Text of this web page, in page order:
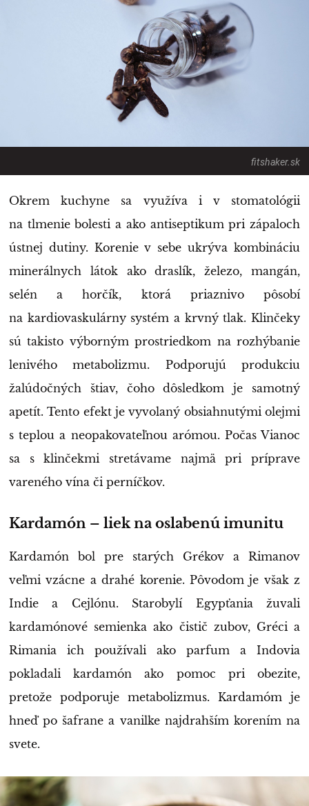
fitshaker.sk
Okrem kuchyne sa využíva i v stomatológii
na tlmenie bolesti a ako antiseptikum pri zápaloch
ústnej dutiny. Korenie v sebe ukrýva kombináciu
minerálnych látok ako draslík, železo, mangán,
selén a horčík, ktorá priaznivo pôsobí
na kardiovaskulárny systém a krvný tlak. Klinčeky
sú takisto výborným prostriedkom na rozhýbanie
lenivého metabolizmu. Podporujú produkciu
žalúdočných štiav, čoho dôsledkom je samotný
apetít. Tento efekt je vyvolaný obsiahnutými olejmi
s teplou a neopakovateľnou arómou. Počas Vianoc
sa s klinčekmi stretávame najmä pri príprave
vareného vína či perníčkov.
Kardamón – liek na oslabenú imunitu
Kardamón bol pre starých Grékov a Rimanov
veľmi vzácne a drahé korenie. Pôvodom je však z
Indie a Cejlónu. Starobylí Egypťania žuvali
kardamónové semienka ako čistič zubov, Gréci a
Rimania ich používali ako parfum a Indovia
pokladali kardamón ako pomoc pri obezite,
pretože podporuje metabolizmus. Kardamóm je
hneď po šafrane a vanilke najdrahším korením na
svete.